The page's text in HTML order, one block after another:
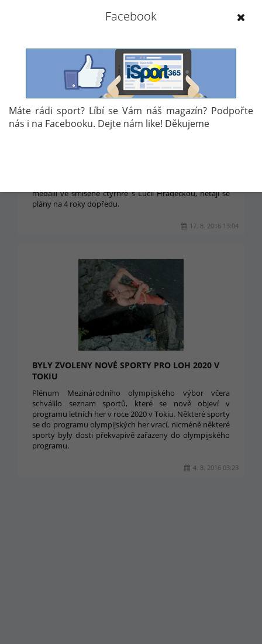
medaili ve smíšené čtyřhře s Lucií Hradeckou, netají se
plány na 4 roky dopředu.
17. 8. 2016 13:04
BYLY ZVOLENY NOVÉ SPORTY PRO LOH 2020 V
TOKIU
Plénum Mezinárodního olympijského výbor včera
schválilo seznam sportů, které se nově objeví v
programu letních her v roce 2020 v Tokiu. Některé sporty
se do programu olympijských her vrací, nicméně některé
sporty byly dosti překvapivě zařazeny do olympijského
programu.
4. 8. 2016 03:23
Facebook
Máte rádi sport? Líbí se Vám náš magazín? Podpořte
nás i na Facebooku. Dejte nám like! Děkujeme